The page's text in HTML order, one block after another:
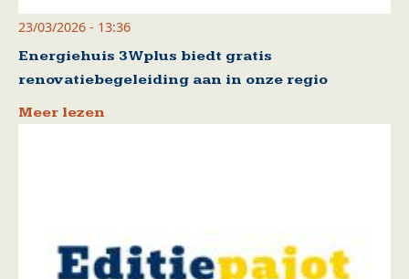
23/03/2026 - 13:36
Energiehuis 3Wplus biedt gratis
renovatiebegeleiding aan in onze regio
Meer lezen